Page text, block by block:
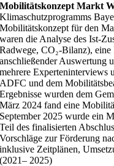
Mobilitätskonzept Markt
Klimaschutzprogramms
Mobilitätskonzept für den
waren die Analyse des Ist-
Radwege, CO₂-Bilanz),
anschließender Auswertung
mehrere Experteninterviews
ADFC und dem
Ergebnisse wurden dem
März 2024 fand eine
September 2025 wurde ein
Teil des finalisierten
Vorschläge zur Förderung
inklusive Zeitplänen,
(2021– 2025)